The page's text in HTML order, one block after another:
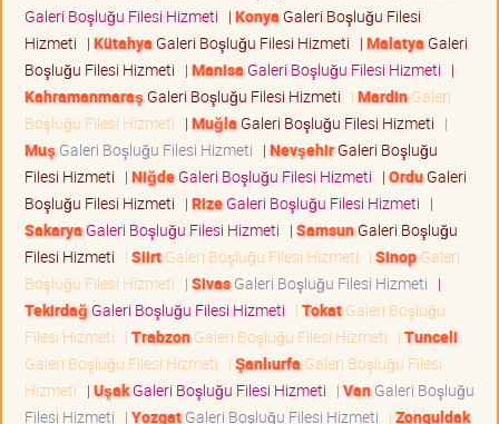
Galeri Boşluğu Filesi Hizmeti | Konya Galeri Boşluğu Filesi
Hizmeti | Kütahya Galeri Boşluğu Filesi Hizmeti | Malatya Galeri
Boşluğu Filesi Hizmeti | Manisa Galeri Boşluğu Filesi Hizmeti |
Kahramanmaraş Galeri Boşluğu Filesi Hizmeti | MardinGaleri
Boşluğu Filesi Hizmeti | Muğla Galeri Boşluğu Filesi Hizmeti |
Muş Galeri Boşluğu Filesi Hizmeti | NevşehirGaleri Boşluğu
Filesi Hizmeti | NiğdeGaleri Boşluğu Filesi Hizmeti | OrduGaleri
Boşluğu Filesi Hizmeti | RizeGaleri Boşluğu Filesi Hizmeti |
Sakarya Galeri Boşluğu Filesi Hizmeti | SamsunGaleri Boşluğu
Filesi Hizmeti | SiirtGaleri Boşluğu Filesi Hizmeti | SinopGaleri
Boşluğu Filesi Hizmeti | SivasGaleri Boşluğu Filesi Hizmeti |
Tekirdağ Galeri Boşluğu Filesi Hizmeti | TokatGaleri Boşluğu
Filesi Hizmeti | TrabzonGaleri Boşluğu Filesi Hizmeti | Tunceli
Galeri Boşluğu Filesi Hizmeti | Şanlıurfa Galeri Boşluğu Filesi
Hizmeti | UşakGaleri Boşluğu Filesi Hizmeti | VanGaleri Boşluğu
Filesi Hizmeti | YozgatGaleri Boşluğu Filesi Hizmeti | Zonguldak